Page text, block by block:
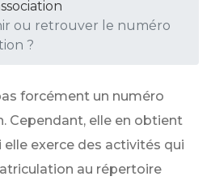
ou retrouver le numéro
?
forcément un numéro
Cependant, elle en obtient
exerce des activités qui
au répertoire